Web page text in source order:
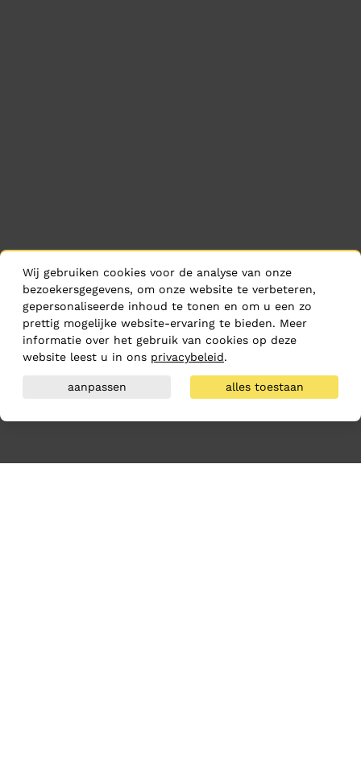
Wij gebruiken cookies voor de analyse van onze
bezoekersgegevens, om onze website te verbeteren,
gepersonaliseerde inhoud te tonen en om u een zo
prettig mogelijke website-ervaring te bieden. Meer
informatie over het gebruik van cookies op deze
website leest u in ons privacybeleid.
aanpassen alles toestaan